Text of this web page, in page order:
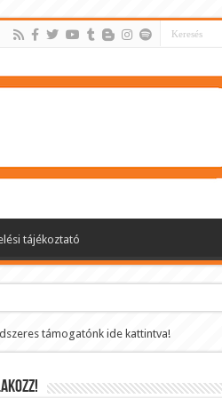
tájékoztató
támogatónk ide kattintva!